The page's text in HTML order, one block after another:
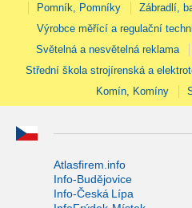
Pomník, Pomníky
Zábradlí,
Výrobce měřící a regulační
Světelná a nesvětelná reklama
Střední škola strojírenská a
Komín, Komíny
Atlasfirem.info
Info-Budějovice
Info-Česká Lípa